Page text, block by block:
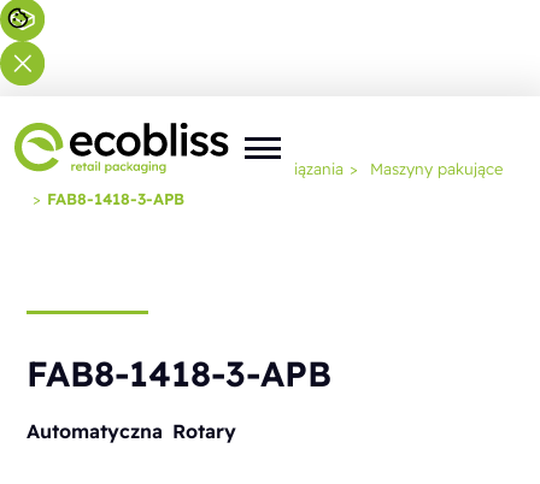
Jesteś tutaj: Strona główna Rozwiązania >
Maszyny pakujące
> FAB8-1418-3-APB
FAB8-1418-3-APB
Automatyczna Rotary